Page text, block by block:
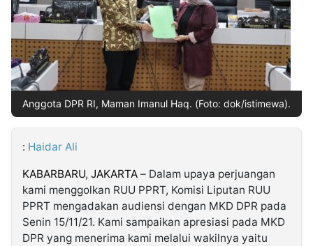
Insight
NTB
Suara
Time
Lens
IDN
Daily
Jogja
Jalan
Rakyat
Idealita
News
Kita
Notice
Dinamikapost.com
Radar
Baru
Seedbacklink
Follow
Kabarbaru
Anggota DPR RI, Maman Imanul Haq. (Foto: dok/istimewa).
: Haidar Ali
KABARBARU, JAKARTA – Dalam upaya perjuangan
kami menggolkan RUU PPRT, Komisi Liputan RUU
PPRT mengadakan audiensi dengan MKD DPR pada
Senin 15/11/21. Kami sampaikan apresiasi pada MKD
DPR yang menerima kami melalui wakilnya yaitu